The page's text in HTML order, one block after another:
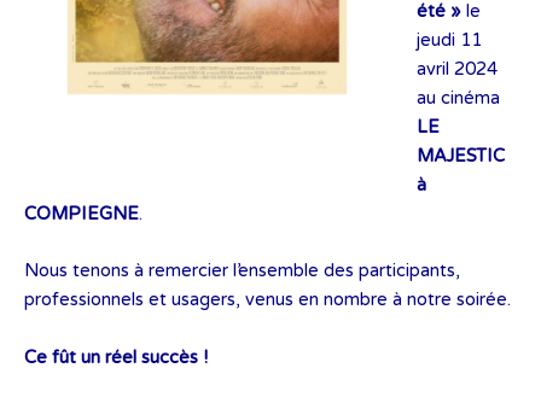
été » le
jeudi 11
avril 2024
au cinéma
LE
MAJESTIC
à
COMPIEGNE.
Nous tenons à remercier l’ensemble des participants,
professionnels et usagers, venus en nombre à notre soirée.
Ce fût un réel succès !